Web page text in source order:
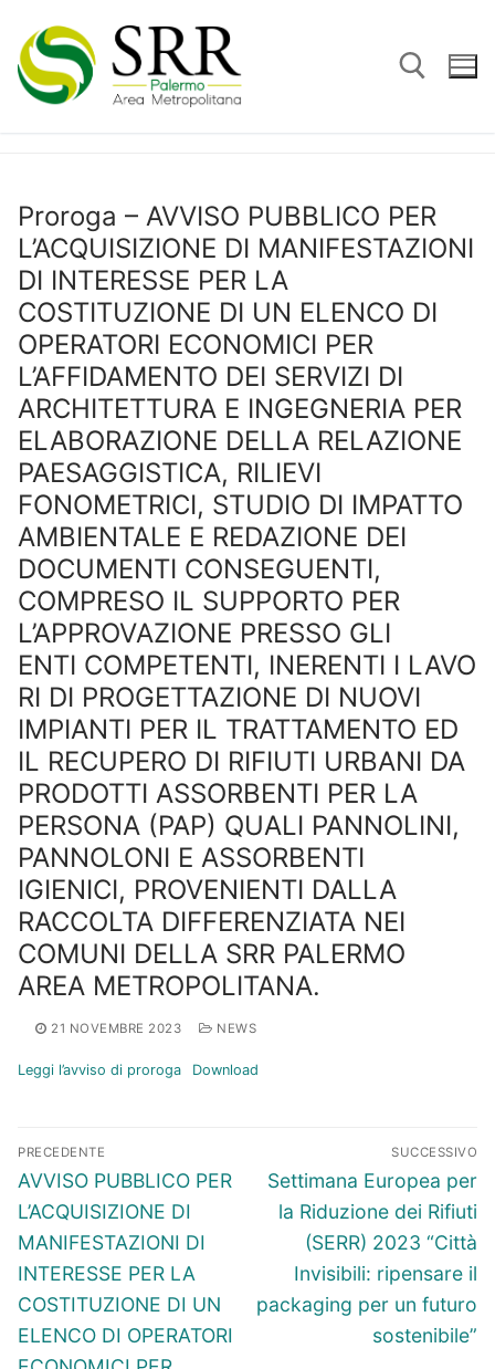
contenuto
Proroga – AVVISO PUBBLICO PER
L’ACQUISIZIONE DI MANIFESTAZIONI
DI INTERESSE PER LA
COSTITUZIONE DI UN ELENCO DI
OPERATORI ECONOMICI PER
L’AFFIDAMENTO DEI SERVIZI DI
ARCHITETTURA E INGEGNERIA PER
ELABORAZIONE DELLA RELAZIONE
PAESAGGISTICA, RILIEVI
FONOMETRICI, STUDIO DI IMPATTO
AMBIENTALE E REDAZIONE DEI
DOCUMENTI CONSEGUENTI,
COMPRESO IL SUPPORTO PER
L’APPROVAZIONE PRESSO GLI
ENTI COMPETENTI, INERENTI I LAVO
RI DI PROGETTAZIONE DI NUOVI
IMPIANTI PER IL TRATTAMENTO ED
IL RECUPERO DI RIFIUTI URBANI DA
PRODOTTI ASSORBENTI PER LA
PERSONA (PAP) QUALI PANNOLINI,
PANNOLONI E ASSORBENTI
IGIENICI, PROVENIENTI DALLA
RACCOLTA DIFFERENZIATA NEI
COMUNI DELLA SRR PALERMO
AREA METROPOLITANA.
21 NOVEMBRE 2023 NEWS
Leggi l’avviso di proroga Download
Navigazione
articoli
PRECEDENTE
Articolo
precedente:
AVVISO PUBBLICO PER
L’ACQUISIZIONE DI
MANIFESTAZIONI DI
INTERESSE PER LA
COSTITUZIONE DI UN
ELENCO DI OPERATORI
SUCCESSIVO
Articolo
successivo:
Settimana Europea per
la Riduzione dei Rifiuti
(SERR) 2023 “Città
Invisibili: ripensare il
packaging per un futuro
sostenibile”